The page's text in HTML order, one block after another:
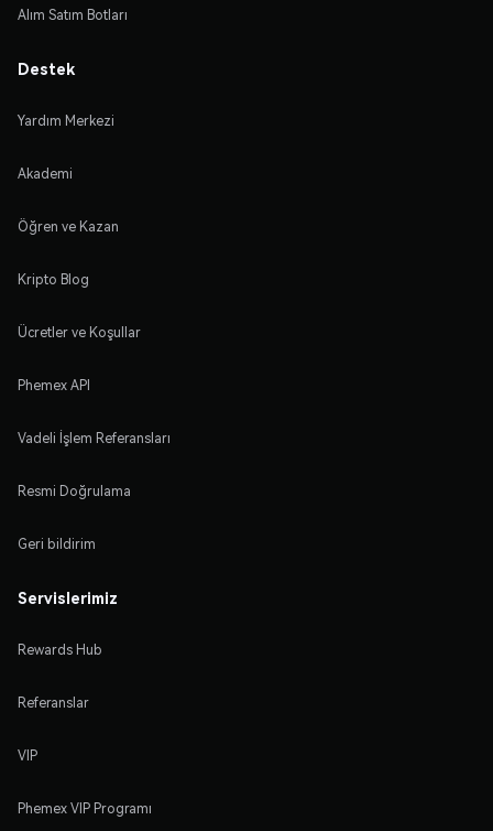
Alım Satım Botları
Destek
Yardım Merkezi
Akademi
Öğren ve Kazan
Kripto Blog
Ücretler ve Koşullar
Phemex API
Vadeli İşlem Referansları
Resmi Doğrulama
Geri bildirim
Servislerimiz
Rewards Hub
Referanslar
VIP
Phemex VIP Programı